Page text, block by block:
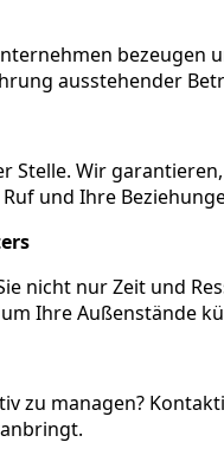
ausstehender
Wir
und Ihre
nicht nur Zeit und
Ihre Außenstände
zu managen?